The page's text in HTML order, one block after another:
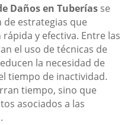
Daños en Tuberías se
estrategias que
y efectiva. Entre las
el uso de técnicas de
la necesidad de
tiempo de inactividad.
tiempo, sino que
asociados a las